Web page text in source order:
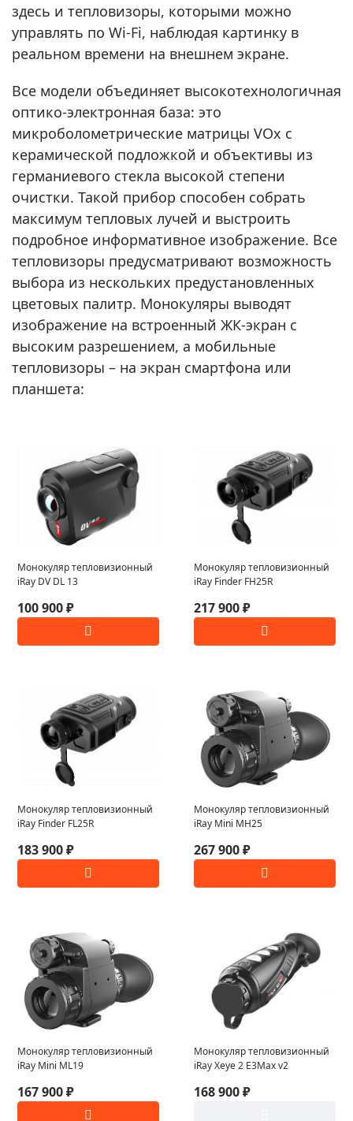
здесь и тепловизоры, которыми можно
управлять по Wi-Fi, наблюдая картинку в
реальном времени на внешнем экране.
Все модели объединяет высокотехнологичная
оптико-электронная база: это
микроболометрические матрицы VOx с
керамической подложкой и объективы из
германиевого стекла высокой степени
очистки. Такой прибор способен собрать
максимум тепловых лучей и выстроить
подробное информативное изображение. Все
тепловизоры предусматривают возможность
выбора из нескольких предустановленных
цветовых палитр. Монокуляры выводят
изображение на встроенный ЖК-экран с
высоким разрешением, а мобильные
тепловизоры – на экран смартфона или
планшета:
Монокуляр тепловизионный
iRay DV DL 13
100 900 ₽
Монокуляр тепловизионный
iRay Finder FH25R
217 900 ₽
Монокуляр тепловизионный
iRay Finder FL25R
183 900 ₽
Монокуляр тепловизионный
iRay Mini MH25
267 900 ₽
Монокуляр тепловизионный
iRay Mini ML19
167 900 ₽
Монокуляр тепловизионный
iRay Xeye 2 E3Max v2
168 900 ₽